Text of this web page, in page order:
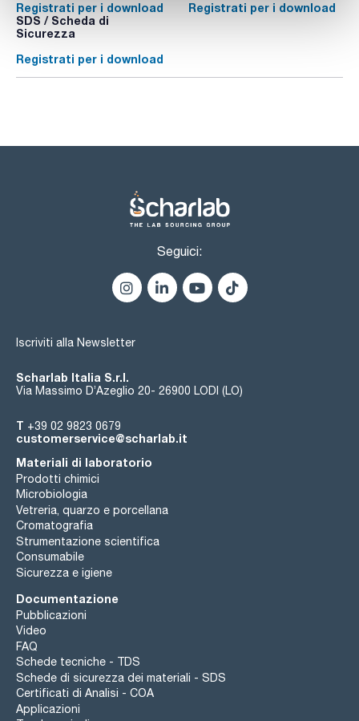
Registrati per i download
Registrati per i download
SDS / Scheda di
Sicurezza
Registrati per i download
Seguici:
Iscriviti alla Newsletter
Scharlab Italia S.r.l.
Via Massimo D’Azeglio 20- 26900 LODI (LO)
T +39 02 9823 0679
customerservice@scharlab.it
Materiali di laboratorio
Prodotti chimici
Microbiologia
Vetreria, quarzo e porcellana
Cromatografia
Strumentazione scientifica
Consumabile
Sicurezza e igiene
Documentazione
Pubblicazioni
Video
FAQ
Schede tecniche - TDS
Schede di sicurezza dei materiali - SDS
Certificati di Analisi - COA
Applicazioni